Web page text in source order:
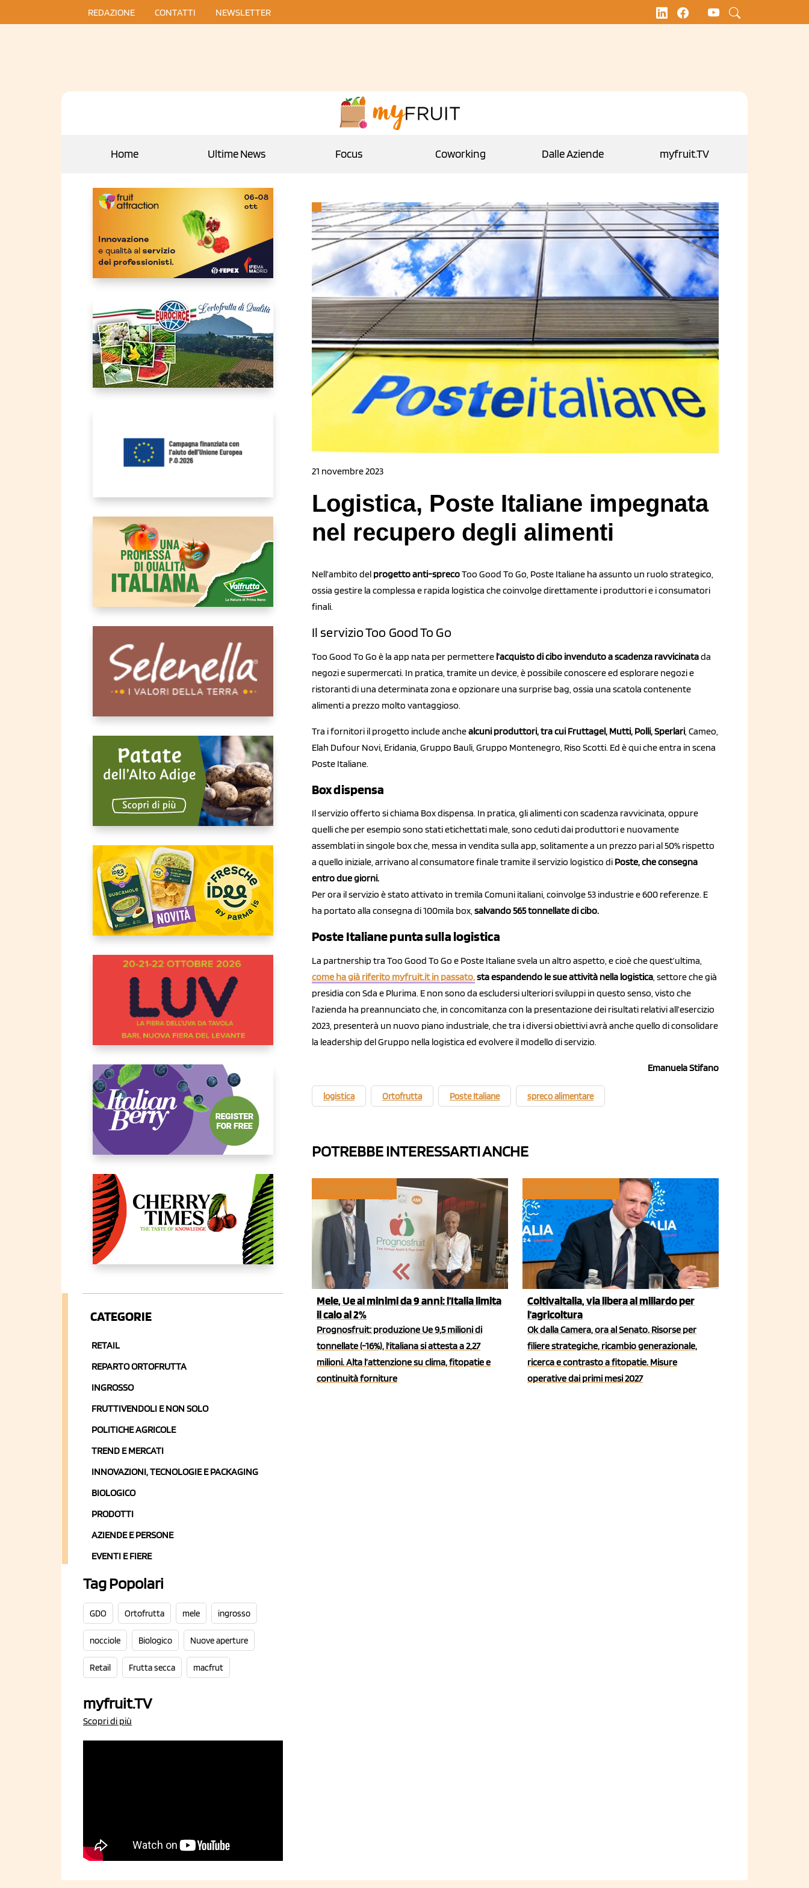
REDAZIONE CONTATTI NEWSLETTER
Home Ultime News Focus Coworking Dalle Aziende myfruit.TV
CATEGORIE
RETAIL
REPARTO ORTOFRUTTA
INGROSSO
FRUTTIVENDOLI E NON SOLO
POLITICHE AGRICOLE
TREND E MERCATI
INNOVAZIONI, TECNOLOGIE E PACKAGING
BIOLOGICO
PRODOTTI
AZIENDE E PERSONE
EVENTI E FIERE
Tag Popolari
GDO Ortofrutta mele ingrosso
nocciole Biologico Nuove aperture
Retail Frutta secca macfrut
myfruit.TV
Scopri di più
21 novembre 2023
Logistica, Poste Italiane impegnata
nel recupero degli alimenti
Nell’ambito del progetto anti-sprecoToo Good To Go, Poste Italiane ha assunto un ruolo strategico,
ossia gestire la complessa e rapida logistica che coinvolge direttamente i produttori e i consumatori
finali.
Il servizio Too Good To Go
Too Good To Go è la app nata per permettere l’acquisto di cibo invenduto a scadenza ravvicinatada
negozi e supermercati. In pratica, tramite un device, è possibile conoscere ed esplorare negozi e
ristoranti di una determinata zona e opzionare una surprise bag, ossia una scatola contenente
alimenti a prezzo molto vantaggioso.
Tra i fornitori il progetto include anchealcuni produttori, tra cui Fruttagel, Mutti, Polli, Sperlari , Cameo,
Elah Dufour Novi, Eridania, Gruppo Bauli, Gruppo Montenegro, Riso Scotti. Ed è qui che entra in scena
Poste Italiane.
Box dispensa
Il servizio offerto si chiama Box dispensa. In pratica, gli alimenti con scadenza ravvicinata, oppure
quelli che per esempio sono stati etichettati male, sono ceduti dai produttori e nuovamente
assemblati in singole box che, messa in vendita sulla app, solitamente a un prezzo pari al 50% rispetto
a quello iniziale, arrivano al consumatore finale tramite il servizio logistico di Poste, che consegna
entro due giorni.
Per ora il servizio è stato attivato in tremila Comuni italiani, coinvolge 53 industrie e 600 referenze. E
ha portato alla consegna di 100mila box, salvando 565 tonnellate di cibo.
Poste Italiane punta sulla logistica
La partnership tra Too Good To Go e Poste Italiane svela un altro aspetto, e cioè che quest’ultima,
come ha già riferito myfruit.it in passato,sta espandendo le sue attività nella logistica , settore che già
presidia con Sda e Plurima. E non sono da escludersi ulteriori sviluppi in questo senso, visto che
l’azienda ha preannunciato che, in concomitanza con la presentazione dei risultati relativi all’esercizio
2023, presenterà un nuovo piano industriale, che tra i diversi obiettivi avrà anche quello di consolidare
la leadership del Gruppo nella logistica ed evolvere il modello di servizio.
Emanuela Stifano
logistica Ortofrutta Poste Italiane spreco alimentare
POTREBBE INTERESSARTI ANCHE
Mele, Ue ai minimi da 9 anni: l’Italia limita
il calo al 2%
Prognosfruit: produzione Ue 9,5 milioni di
tonnellate (-16%), l'italiana si attesta a 2,27
milioni. Alta l’attenzione su clima, fitopatie e
continuità forniture
Coltivaitalia, via libera al miliardo per
l'agricoltura
Ok dalla Camera, ora al Senato. Risorse per
filiere strategiche, ricambio generazionale,
ricerca e contrasto a fitopatie. Misure
operative dai primi mesi 2027